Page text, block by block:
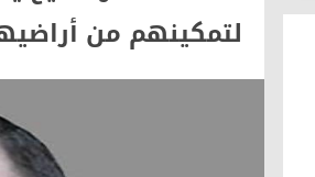
علوي تكتب استراحة محارب
علوى تكتب.. القراءة في الصيف
للاستاذ عبد السلام بلتاجي
لتمكينهم من